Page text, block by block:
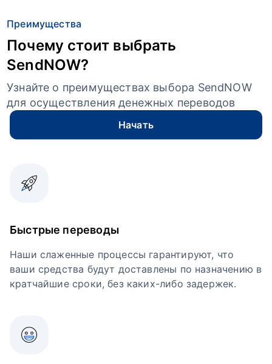
Преимущества
Почему стоит выбрать
SendNOW?
Узнайте о преимуществах выбора SendNOW
для осуществления денежных переводов
Начать
Быстрые переводы
Наши слаженные процессы гарантируют, что
ваши средства будут доставлены по назначению в
кратчайшие сроки, без каких-либо задержек.